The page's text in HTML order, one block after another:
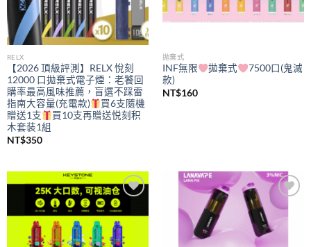
RELX
【2026 頂級評測】RELX 悅刻
12000 口拋棄式電子煙：老饕回
購率最高風味推薦，盲選不踩雷
指南大容量(充電款)
買6支隨機
贈送1支
買10支再贈送悦刻积
木套装1組
NT$350
拋棄式
INF無限 拋棄式
7500口(鬼滅
款)
NT$160
Add to
wishlist
Add to
wishlist